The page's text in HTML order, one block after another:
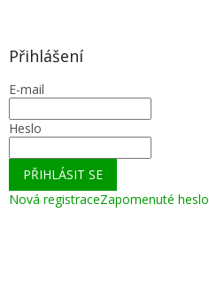
Přihlášení
E-mail
Heslo
PŘIHLÁSIT SE
Nová registraceZapomenuté heslo